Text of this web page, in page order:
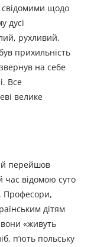
свідомими щодо
дусі
рухливий,
прихильність
на себе
Все
велике
перейшов
час відомою суто
Професори,
дітям
«живуть
п’ють польську